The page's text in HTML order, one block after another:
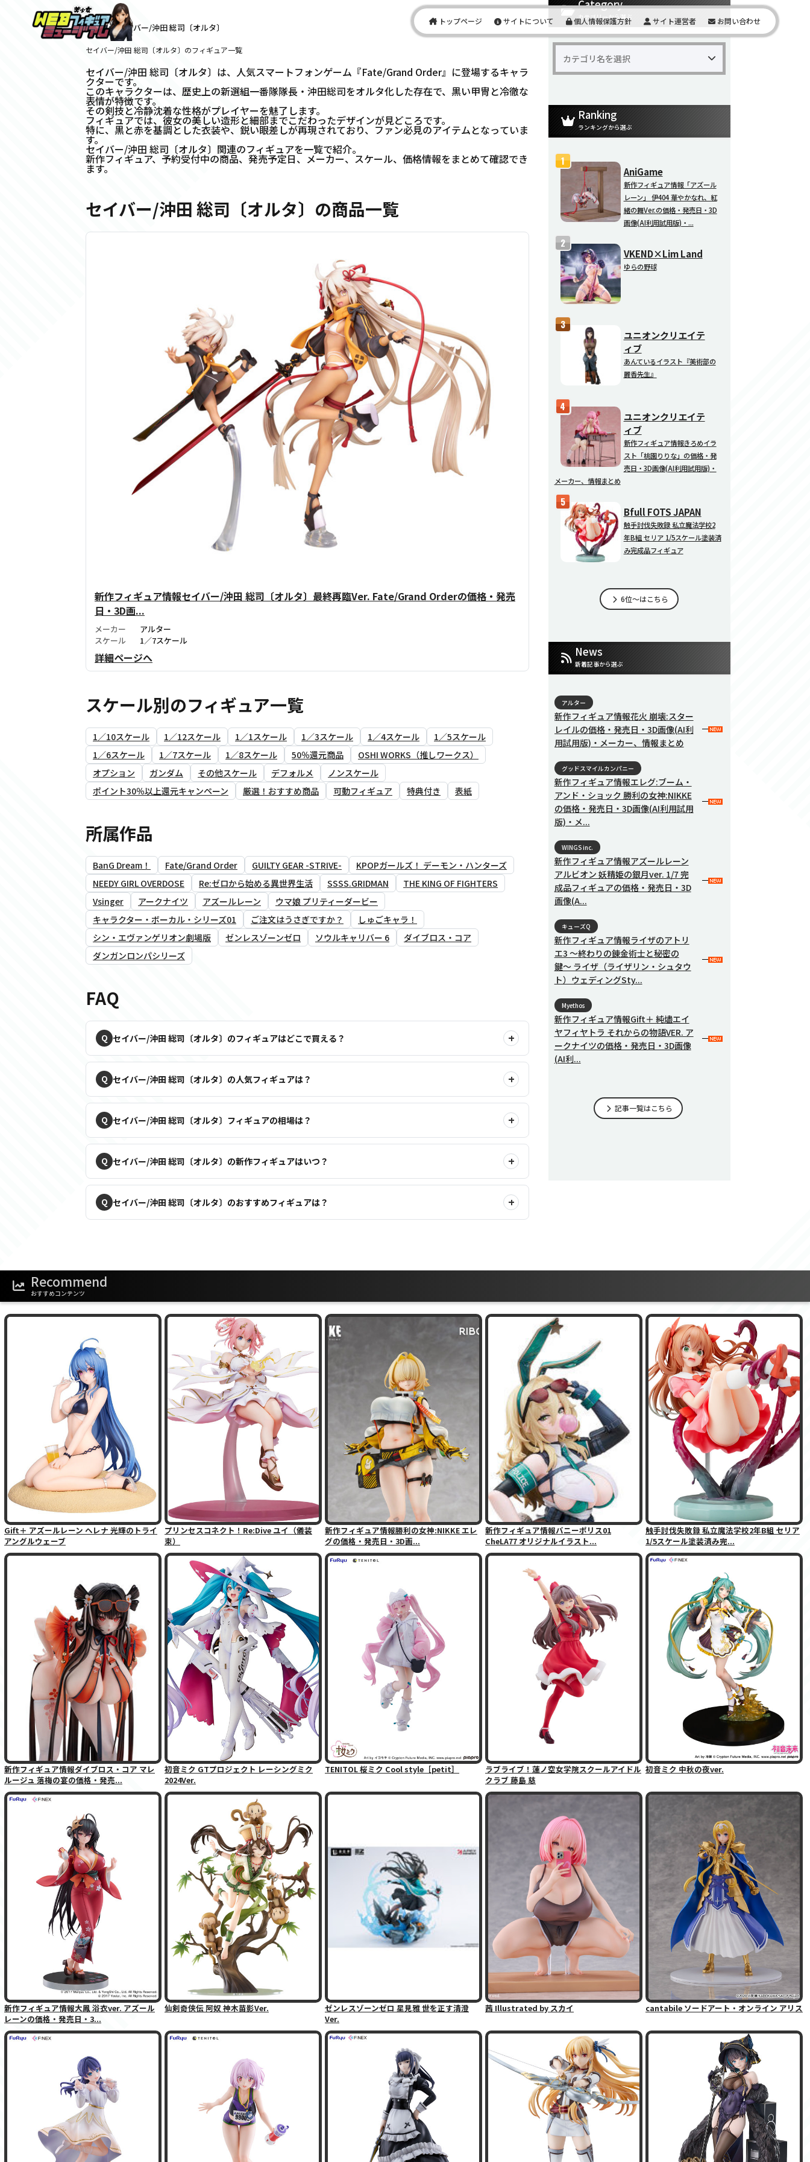
トップページ サイトについて 個人情報保護方針 サイト運営者 お問い合わせ
ホーム>セイバー/沖田 総司〔オルタ〕
セイバー/沖田 総司〔オルタ〕のフィギュア一覧
セイバー/沖田 総司〔オルタ〕は、人気スマートフォンゲーム『Fate/Grand Order』に登場するキャラ
クターです。
このキャラクターは、歴史上の新選組一番隊隊長・沖田総司をオルタ化した存在で、黒い甲冑と冷徹な
表情が特徴です。
その剣技と冷静沈着な性格がプレイヤーを魅了します。
フィギュアでは、彼女の美しい造形と細部までこだわったデザインが見どころです。
特に、黒と赤を基調とした衣装や、鋭い眼差しが再現されており、ファン必見のアイテムとなっていま
す。
セイバー/沖田 総司〔オルタ〕関連のフィギュアを一覧で紹介。
新作フィギュア、予約受付中の商品、発売予定日、メーカー、スケール、価格情報をまとめて確認でき
ます。
セイバー/沖田 総司〔オルタ〕の商品一覧
新作フィギュア情報セイバー/沖田 総司〔オルタ〕最終再臨Ver. Fate/Grand Orderの価格・発売
日・3D画...
メーカー
アルター
スケール
1／7スケール
詳細ページへ
スケール別のフィギュア一覧
1／10スケール 1／12スケール 1／1スケール 1／3スケール 1／4スケール
1／5スケール
1／6スケール
1／7スケール 1／8スケール 50％還元商品
OSHI WORKS（推しワークス）
オプション
ガンダム その他スケール デフォルメ
ノンスケール
ポイント30％以上還元キャンペーン
厳選！おすすめ商品 可動フィギュア 特典付き 表紙
所属作品
BanG Dream！ Fate/Grand Order GUILTY GEAR -STRIVE-
KPOPガールズ！ デーモン・ハンターズ
NEEDY GIRL OVERDOSE
Re:ゼロから始める異世界生活 SSSS.GRIDMAN
THE KING OF FIGHTERS
Vsinger
アークナイツ アズールレーン
ウマ娘 プリティーダービー
キャラクター・ボーカル・シリーズ01
ご注文はうさぎですか？
しゅごキャラ！
シン・エヴァンゲリオン劇場版
ゼンレスゾーンゼロ ソウルキャリバー 6
ダイブロス・コア
ダンガンロンパシリーズ
FAQ
セイバー/沖田 総司〔オルタ〕のフィギュアはどこで買える？
セイバー/沖田 総司〔オルタ〕の人気フィギュアは？
セイバー/沖田 総司〔オルタ〕フィギュアの相場は？
セイバー/沖田 総司〔オルタ〕の新作フィギュアはいつ？
セイバー/沖田 総司〔オルタ〕のおすすめフィギュアは？
Category
カテゴリーから選ぶ
Ranking
ランキングから選ぶ
AniGame
新作フィギュア情報「アズール
レーン」 伊404 華やかなれ、紅
緒の舞Ver.の価格・発売日・3D
画像(AI利用試用版)・...
VKEND×Lim Land
ゆらの野球
ユニオンクリエイテ
ィブ
あんているイラスト『美術部の
麗香先生』
ユニオンクリエイテ
ィブ
新作フィギュア情報きろめイラ
スト「桃園りりな」の価格・発
売日・3D画像(AI利用試用版)・
メーカー、情報まとめ
Bfull FOTS JAPAN
触手討伐失敗録 私立魔法学校2
年B組 セリア 1/5スケール塗装済
み完成品フィギュア
6位～はこちら
News
新着記事から選ぶ
アルター
新作フィギュア情報花火 崩壊:スター
レイルの価格・発売日・3D画像(AI利
用試用版)・メーカー、情報まとめ
グッドスマイルカンパニー
新作フィギュア情報エレグ:ブーム・
アンド・ショック 勝利の女神:NIKKE
の価格・発売日・3D画像(AI利用試用
版)・メ...
WINGS inc.
新作フィギュア情報アズールレーン
アルビオン 妖精姫の銀月ver. 1/7 完
成品フィギュアの価格・発売日・3D
画像(A...
キューズQ
新作フィギュア情報ライザのアトリ
エ3 〜終わりの錬金術士と秘密の
鍵〜 ライザ（ライザリン・シュタウ
ト）ウェディングSty...
Myethos
新作フィギュア情報Gift＋ 純燼エイ
ヤフィヤトラ それからの物語VER. ア
ークナイツの価格・発売日・3D画像
(AI利...
記事一覧はこちら
Recommend
おすすめコンテンツ
Gift＋ アズールレーン ヘレナ 光輝のトライ
アングルウェーブ
プリンセスコネクト！Re:Dive ユイ（儀装
束）
新作フィギュア情報勝利の女神:NIKKE エレ
グの価格・発売日・3D画...
新作フィギュア情報バニーポリス01
CheLA77 オリジナルイラスト...
触手討伐失敗録 私立魔法学校2年B組 セリア
1/5スケール塗装済み完...
新作フィギュア情報ダイブロス・コア マレ
ルージュ 落梅の宴の価格・発売...
初音ミク GTプロジェクト レーシングミク
2024Ver.
TENITOL 桜ミク Cool style［petit］
ラブライブ！蓮ノ空女学院スクールアイドル
クラブ 藤島 慈
初音ミク 中秋の夜ver.
新作フィギュア情報大鳳 浴衣ver. アズール
レーンの価格・発売日・3...
仙剣奇侠伝 阿奴 神木苗影Ver.
ゼンレスゾーンゼロ 星見雅 世を正す清澄
Ver.
茜 Illustrated by スカイ cantabile ソードアート・オンライン アリス